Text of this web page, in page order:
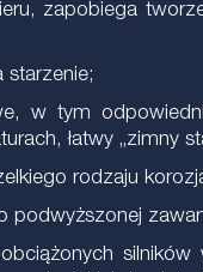
zapobiega
starzenie;
w tym
łatwy „zimny
rodzaju
podwyższonej